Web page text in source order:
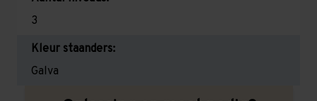
3
Kleur staanders:
Galva